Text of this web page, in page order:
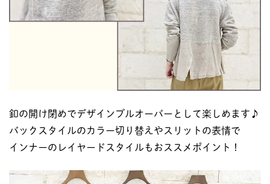
釦の開け閉めでデザインプルオーバーとして楽しめます♪
バックスタイルのカラー切り替えやスリットの表情で
インナーのレイヤードスタイルもおススメポイント！